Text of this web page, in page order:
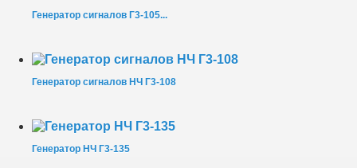
Генератор сигналов Г3-105...
Генератор сигналов НЧ Г3-108
Генератор НЧ Г3-135